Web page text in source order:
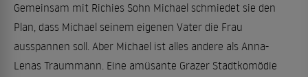
Gemeinsam mit Richies Sohn Michael schmiedet sie den
Plan, dass Michael seinem eigenen Vater die Frau
ausspannen soll. Aber Michael ist alles andere als Anna-
Lenas Traummann. Eine amüsante Grazer Stadtkomödie